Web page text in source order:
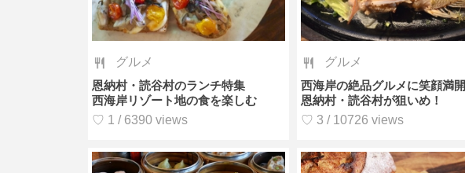
グルメ
恩納村・読谷村のランチ特集
西海岸リゾート地の食を楽しむ
♡ 1 / 6390 views
グルメ
西海岸の絶品グルメに笑顔満開
恩納村・読谷村が狙いめ！
♡ 3 / 10726 views